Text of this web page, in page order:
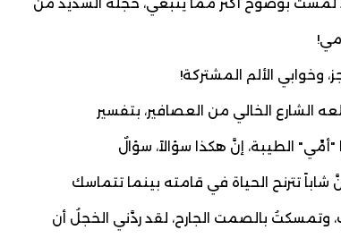
وخوابي الألم المشتركة!
الشارع الخالي من العصافير، بتفسير
"أمِّي" الطيبة، إنَّ هكذا سؤالاً، سؤالٌ
تترنح الحياة في قامته بينما تتماسك
وتمسكتُ بالصمت الجارح، لقد ردَّني الخجلُ أن